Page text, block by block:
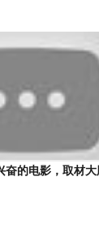
奋的电影，取材